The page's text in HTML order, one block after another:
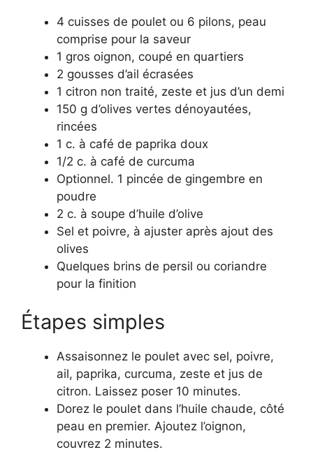
4 cuisses de poulet ou 6 pilons, peau
comprise pour la saveur
1 gros oignon, coupé en quartiers
2 gousses d’ail écrasées
1 citron non traité, zeste et jus d’un demi
150 g d’olives vertes dénoyautées,
rincées
1 c. à café de paprika doux
1/2 c. à café de curcuma
Optionnel. 1 pincée de gingembre en
poudre
2 c. à soupe d’huile d’olive
Sel et poivre, à ajuster après ajout des
olives
Quelques brins de persil ou coriandre
pour la finition
Étapes simples
Assaisonnez le poulet avec sel, poivre,
ail, paprika, curcuma, zeste et jus de
citron. Laissez poser 10 minutes.
Dorez le poulet dans l’huile chaude, côté
peau en premier. Ajoutez l’oignon,
couvrez 2 minutes.